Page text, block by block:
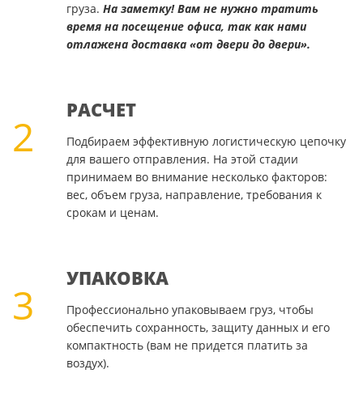
груза. На заметку! Вам не нужно тратить
время на посещение офиса, так как нами
отлажена доставка «от двери до двери».
2
РАСЧЕТ
Подбираем эффективную логистическую цепочку
для вашего отправления. На этой стадии
принимаем во внимание несколько факторов:
вес, объем груза, направление, требования к
срокам и ценам.
3
УПАКОВКА
Профессионально упаковываем груз, чтобы
обеспечить сохранность, защиту данных и его
компактность (вам не придется платить за
воздух).